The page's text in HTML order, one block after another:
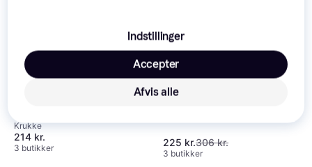
Krukke
214 kr.
3 butikker
DBKD Mist Oval Small Krukke
Krukke, Keramik
225 kr.306 kr.
3 butikker
Indstillinger
Afvis alle
Accepter